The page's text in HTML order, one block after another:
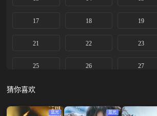
17 18 19
21 22 23
25 26 27
29
33 34
猜你喜欢
蓝光 蓝光